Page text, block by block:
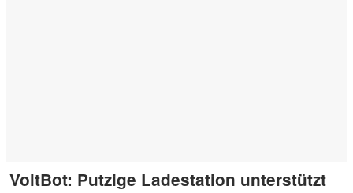
VoltBot: Putzige Ladestation unterstützt